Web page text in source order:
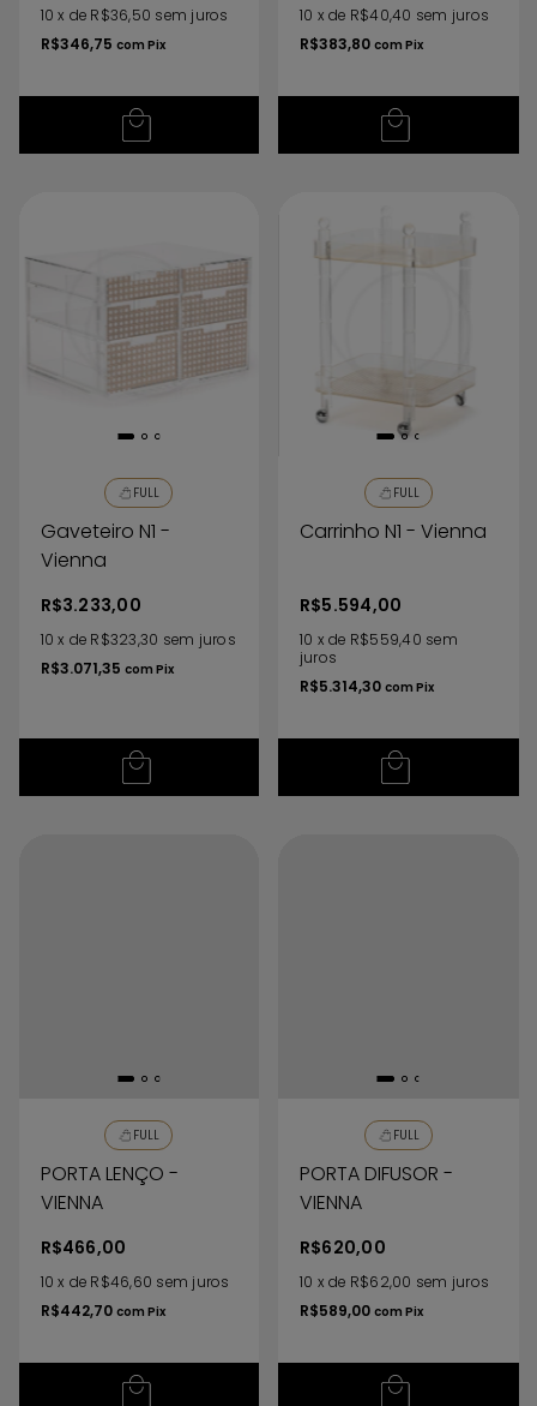
10 x de R$36,50 sem juros
R$346,75 com Pix
10 xde R$40,40 sem juros
R$383,80 com Pix
FULL
Gaveteiro N1 -
Vienna
R$3.233,00
10 x de R$323,30 sem juros
R$3.071,35 com Pix
FULL
Carrinho N1 - Vienna
R$5.594,00
10 xde R$559,40 sem
juros
R$5.314,30 com Pix
FULL
PORTA LENÇO -
VIENNA
R$466,00
10 x de R$46,60 sem juros
R$442,70 com Pix
FULL
PORTA DIFUSOR -
VIENNA
R$620,00
10 xde R$62,00 sem juros
R$589,00 com Pix